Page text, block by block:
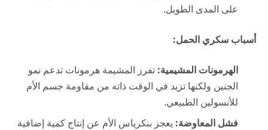
على المدى الطويل.
أسباب سكري الحمل:
الهرمونات المشيمية: تفرز المشيمة هرمونات تدعم نمو
الجنين ولكنها تزيد في الوقت ذاته من مقاومة جسم الأم
للأنسولين الطبيعي.
فشل المعاوضة: يعجز بنكرياس الأم عن إنتاج كمية إضافية